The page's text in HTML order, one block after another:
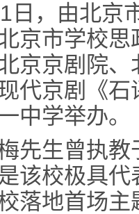
北京市
京市学校
京京剧院
代京剧《
中学举办。
曾执教于
该校极具
落地首场